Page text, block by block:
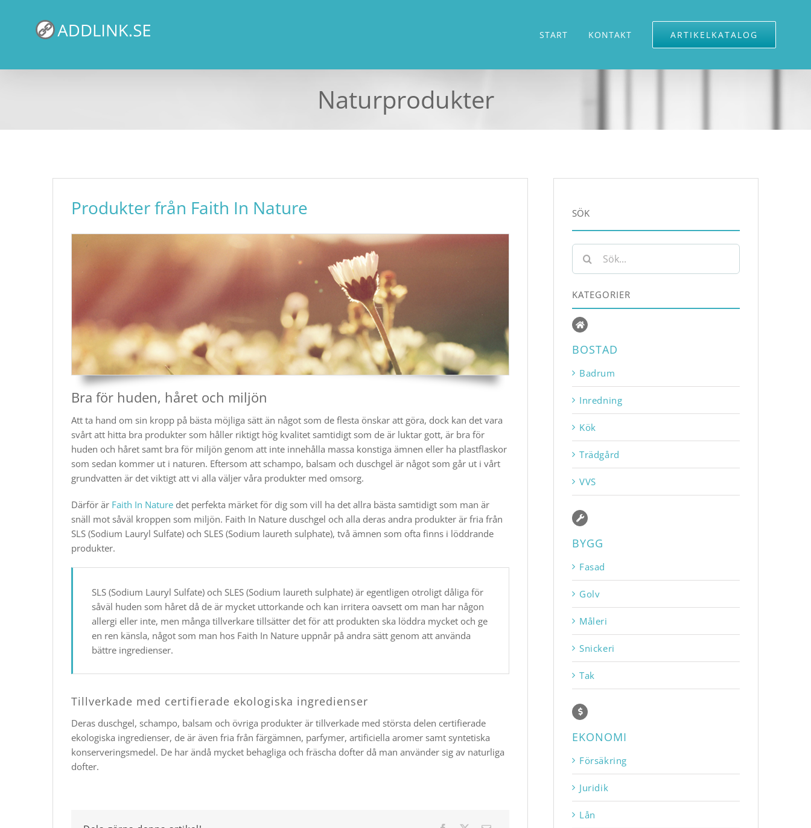
innehållet
START KONTAKT ARTIKELKATALOG
Naturprodukter
Produkter från Faith In Nature
Bra för huden, håret och miljön
Att ta hand om sin kropp på bästa möjliga sätt än något som de flesta önskar att göra, dock kan det vara
svårt att hitta bra produkter som håller riktigt hög kvalitet samtidigt som de är luktar gott, är bra för
huden och håret samt bra för miljön genom att inte innehålla massa konstiga ämnen eller ha plastflaskor
som sedan kommer ut i naturen. Eftersom att schampo, balsam och duschgel är något som går ut i vårt
grundvatten är det viktigt att vi alla väljer våra produkter med omsorg.
Därför är Faith In Nature det perfekta märket för dig som vill ha det allra bästa samtidigt som man är
snäll mot såväl kroppen som miljön. Faith In Nature duschgel​ och alla deras andra produkter är fria från
SLS (Sodium Lauryl Sulfate) och SLES (Sodium laureth sulphate), två ämnen som ofta finns i löddrande
produkter.
SLS (Sodium Lauryl Sulfate) och SLES (Sodium laureth sulphate) är egentligen otroligt dåliga för
såväl huden som håret då de är mycket uttorkande och kan irritera oavsett om man har någon
allergi eller inte, men många tillverkare tillsätter det för att produkten ska löddra mycket och ge
en ren känsla, något som man hos Faith In Nature uppnår på andra sätt genom att använda
bättre ingredienser.
Tillverkade med certifierade ekologiska ingredienser
Deras duschgel, schampo, balsam och övriga produkter är tillverkade med största delen certifierade
ekologiska ingredienser, de är även fria från färgämnen, parfymer, artificiella aromer samt syntetiska
konserveringsmedel. De har ändå mycket behagliga och fräscha dofter då man använder sig av naturliga
dofter.​
SÖK
efter:
KATEGORIER
BOSTAD
Badrum
Inredning
Kök
Trädgård
VVS
BYGG
Fasad
Golv
Måleri
Snickeri
Tak
EKONOMI
Försäkring
Juridik
Lån